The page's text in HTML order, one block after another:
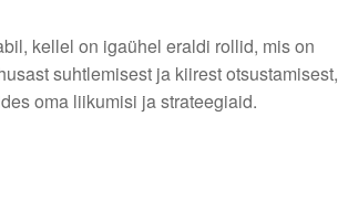
kellel on igaühel eraldi rollid, mis on
suhtlemisest ja kiirest otsustamisest,
oma liikumisi ja strateegiaid.